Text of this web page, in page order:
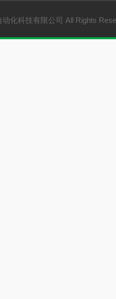
动化科技有限公司 All Rights